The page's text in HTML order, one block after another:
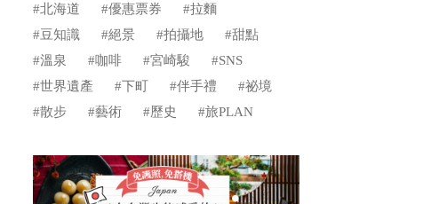
#北海道
#優惠票券
#拉麵
#豆知識
#絕景 #拍攝地
#甜點
#溫泉
#咖啡 #宮崎駿
#SNS
#世界遺產
#下町 #伴手禮
#祕境
#散步
#藝術 #歷史 #旅PLAN